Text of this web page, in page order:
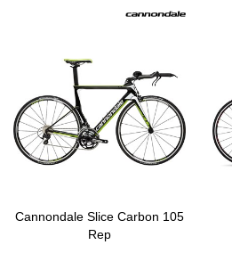
Cannondale Slice Carbon 105
Rep